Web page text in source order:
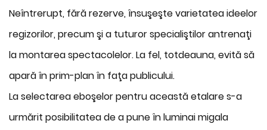
Neîntrerupt, fără rezerve, însuşeşte varietatea ideelor
regizorilor, precum şi a tuturor specialiştilor antrenaţi
la montarea spectacolelor. La fel, totdeauna, evită să
apară în prim-plan în faţa publicului.
La selectarea eboşelor pentru această etalare s-a
urmărit posibilitatea de a pune în luminai migala